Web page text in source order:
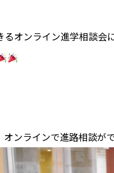
オンライン進学相談会
オンラインで進路相談が